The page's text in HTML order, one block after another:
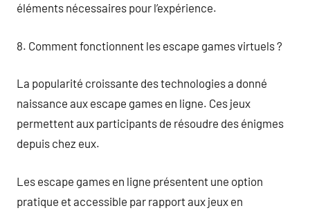
éléments nécessaires pour l’expérience.
8. Comment fonctionnent les escape games virtuels ?
La popularité croissante des technologies a donné
naissance aux escape games en ligne. Ces jeux
permettent aux participants de résoudre des énigmes
depuis chez eux.
Les escape games en ligne présentent une option
pratique et accessible par rapport aux jeux en